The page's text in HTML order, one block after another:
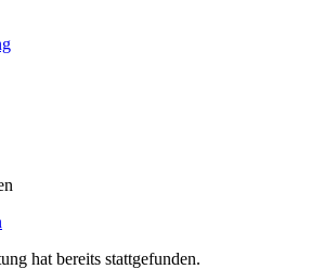
hat bereits stattgefunden.